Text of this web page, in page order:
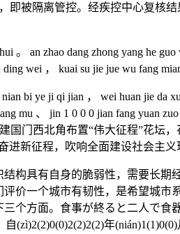
即被隔离管控。经疾控中心复核
zhao dang zhong yang he guo
wei ， kuai su jie jue wu fang
ji qi jian ， wei huan jie da xue
mu 、 jin 1 0 0 0 jian fang yuan
门西北角布置“伟大征程”花坛
新征程，吹响全面建设社会主义
有自身的脆弱性，需要长期经
价一个城市有韧性，是希望城
个方面。食事が終ると二人で食
(zì)2(2)0(0)2(2)2(2)年